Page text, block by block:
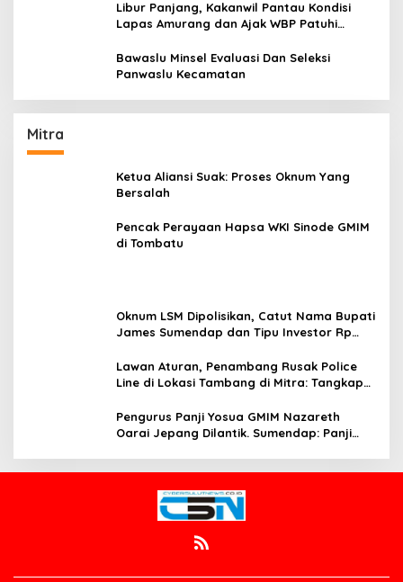
Libur Panjang, Kakanwil Pantau Kondisi
Lapas Amurang dan Ajak WBP Patuhi
Bawaslu Minsel Evaluasi Dan Seleksi
Panwaslu Kecamatan
Mitra
Ketua Aliansi Suak: Proses Oknum Yang
Bersalah
Pencak Perayaan Hapsa WKI Sinode GMIM
di Tombatu
Oknum LSM Dipolisikan, Catut Nama Bupati
James Sumendap dan Tipu Investor Rp
Lawan Aturan, Penambang Rusak Police
Line di Lokasi Tambang di Mitra: Tangkap
Pengurus Panji Yosua GMIM Nazareth
Oarai Jepang Dilantik. Sumendap: Panji